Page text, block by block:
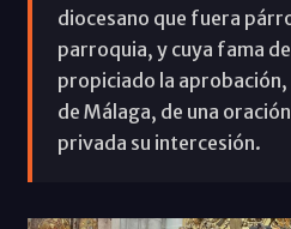
diocesano que fuera
parroquia, y cuya fama
propiciado la
de Málaga, de una
privada su intercesión.